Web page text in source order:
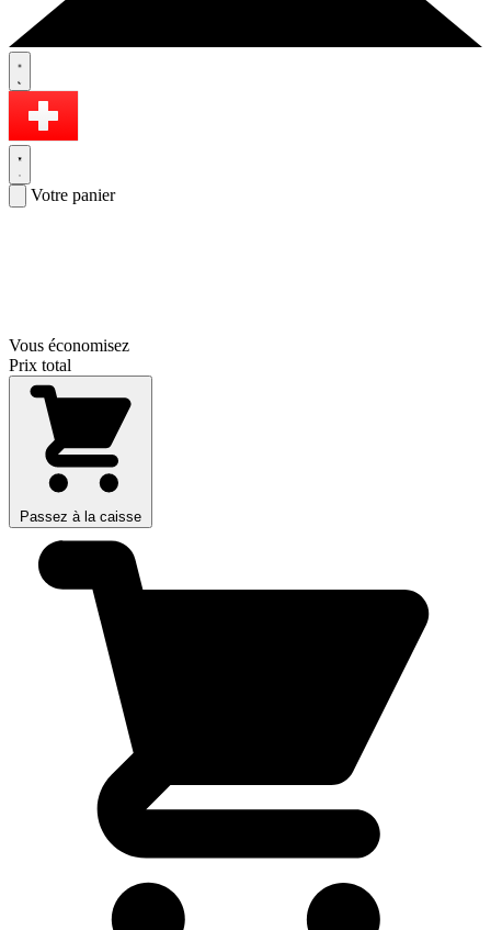
Votre panier
Vous économisez
Prix total
Passez à la caisse